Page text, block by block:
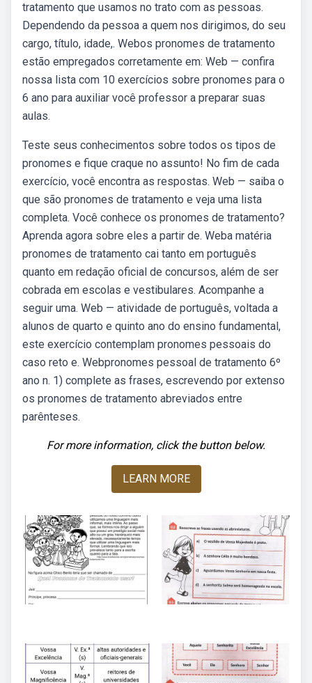
tratamento que usamos no trato com as pessoas.
Dependendo da pessoa a quem nos dirigimos, do seu
cargo, título, idade,. Webos pronomes de tratamento
estão empregados corretamente em: Web — confira
nossa lista com 10 exercícios sobre pronomes para o
6 ano para auxiliar você professor a preparar suas
aulas.
Teste seus conhecimentos sobre todos os tipos de
pronomes e fique craque no assunto! No fim de cada
exercício, você encontra as respostas. Web — saiba o
que são pronomes de tratamento e veja uma lista
completa. Você conhece os pronomes de tratamento?
Aprenda agora sobre eles a partir de. Weba matéria
pronomes de tratamento cai tanto em português
quanto em redação oficial de concursos, além de ser
cobrada em escolas e vestibulares. Acompanhe a
seguir uma. Web — atividade de português, voltada a
alunos de quarto e quinto ano do ensino fundamental,
este exercício contemplam pronomes pessoais do
caso reto e. Webpronomes pessoal de tratamento 6º
ano n. 1) complete as frases, escrevendo por extenso
os pronomes de tratamento abreviados entre
parênteses.
For more information, click the button below.
LEARN MORE